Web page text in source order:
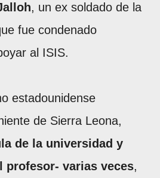
, un ex soldado de la
fue condenado
al ISIS.
estadounidense
de Sierra Leona,
de la universidad y
profesor- varias veces,